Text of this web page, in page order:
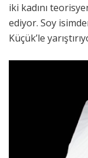
iki kadını
ediyor. Soy
Küçük’le